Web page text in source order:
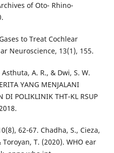
of Oto- Rhino-
to Treat Cochlear
Neuroscience, 13(1), 155.
A. R., & Dwi, S. W.
YANG MENJALANI
DI POLIKLINIK THT-KL RSUP
62-67. Chadha, S., Cieza,
T. (2020). WHO ear